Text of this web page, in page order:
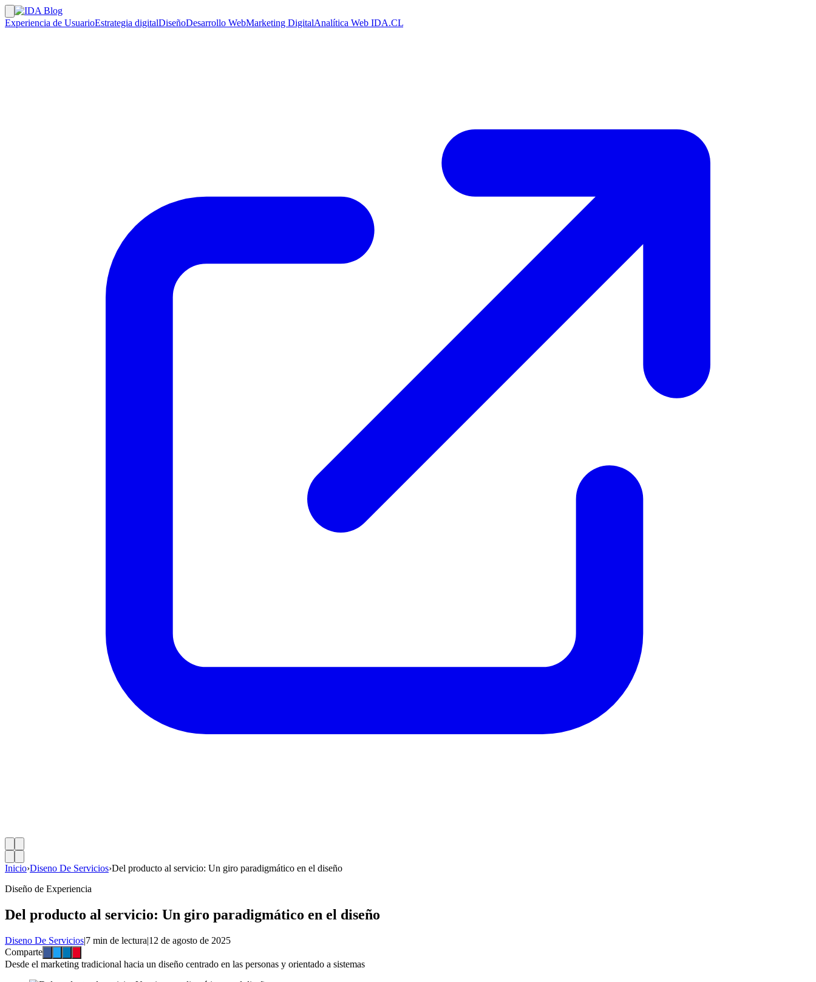
Experiencia de UsuarioEstrategia digitalDiseñoDesarrollo WebMarketing DigitalAnalítica Web IDA.CL
Inicio›Diseno De Servicios›Del producto al servicio: Un giro paradigmático en el diseño
Diseño de Experiencia
Del producto al servicio: Un giro paradigmático en el diseño
Diseno De Servicios|7 min de lectura|12 de agosto de 2025
Comparte
Desde el marketing tradicional hacia un diseño centrado en las personas y orientado a sistemas